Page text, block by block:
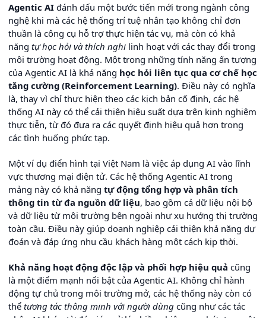
Agentic AI đánh dấu một bước tiến mới trong ngành công
nghệ khi mà các hệ thống trí tuệ nhân tạo không chỉ đơn
thuần là công cụ hỗ trợ thực hiện tác vụ, mà còn có khả
năng tự học hỏi và thích nghi linh hoạt với các thay đổi trong
môi trường hoạt động. Một trong những tính năng ấn tượng
của Agentic AI là khả năng học hỏi liên tục qua cơ chế học
tăng cường (Reinforcement Learning). Điều này có nghĩa
là, thay vì chỉ thực hiện theo các kịch bản cố định, các hệ
thống AI này có thể cải thiện hiệu suất dựa trên kinh nghiệm
thực tiễn, từ đó đưa ra các quyết định hiệu quả hơn trong
các tình huống phức tạp.
Một ví dụ điển hình tại Việt Nam là việc áp dụng AI vào lĩnh
vực thương mại điện tử. Các hệ thống Agentic AI trong
mảng này có khả năng tự động tổng hợp và phân tích
thông tin từ đa nguồn dữ liệu, bao gồm cả dữ liệu nội bộ
và dữ liệu từ môi trường bên ngoài như xu hướng thị trường
toàn cầu. Điều này giúp doanh nghiệp cải thiện khả năng dự
đoán và đáp ứng nhu cầu khách hàng một cách kịp thời.
Khả năng hoạt động độc lập và phối hợp hiệu quả cũng
là một điểm mạnh nổi bật của Agentic AI. Không chỉ hành
động tự chủ trong môi trường mở, các hệ thống này còn có
thể tương tác thông minh với người dùng cũng như các tác